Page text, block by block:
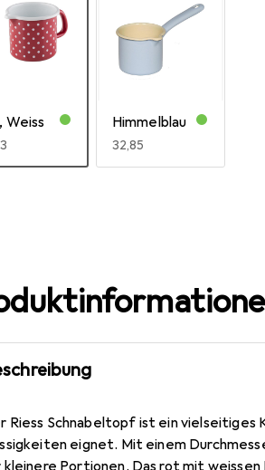
Weiss Himmelblau
EUR
32,85
Riess Schnabeltopf ist ein vielseitiges
eignet. Mit einem
Portionen. Das rot mit